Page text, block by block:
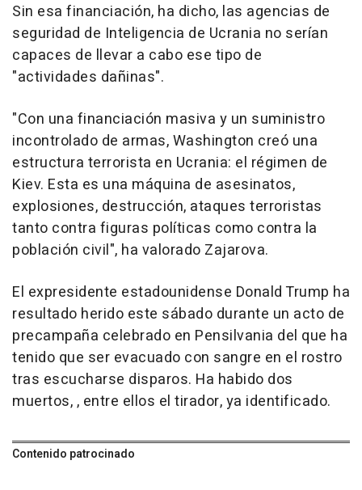
Sin esa financiación, ha dicho, las agencias de
seguridad de Inteligencia de Ucrania no serían
capaces de llevar a cabo ese tipo de
"actividades dañinas".
"Con una financiación masiva y un suministro
incontrolado de armas, Washington creó una
estructura terrorista en Ucrania: el régimen de
Kiev. Esta es una máquina de asesinatos,
explosiones, destrucción, ataques terroristas
tanto contra figuras políticas como contra la
población civil", ha valorado Zajarova.
El expresidente estadounidense Donald Trump ha
resultado herido este sábado durante un acto de
precampaña celebrado en Pensilvania del que ha
tenido que ser evacuado con sangre en el rostro
tras escucharse disparos. Ha habido dos
muertos, , entre ellos el tirador, ya identificado.
Contenido patrocinado